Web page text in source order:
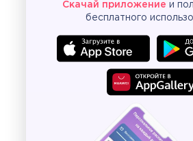
Скачай приложение и
бесплатного